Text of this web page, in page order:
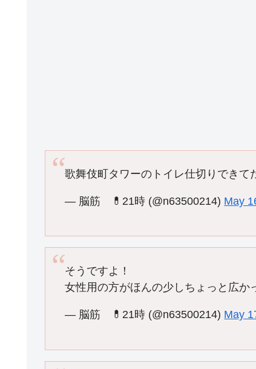
歌舞伎町タワーのトイレ仕切りできて
— 脳筋 💊21時 (@n63500214) May
そうですよ！
女性用の方がほんの少しちょっと広か
— 脳筋 💊21時 (@n63500214) May